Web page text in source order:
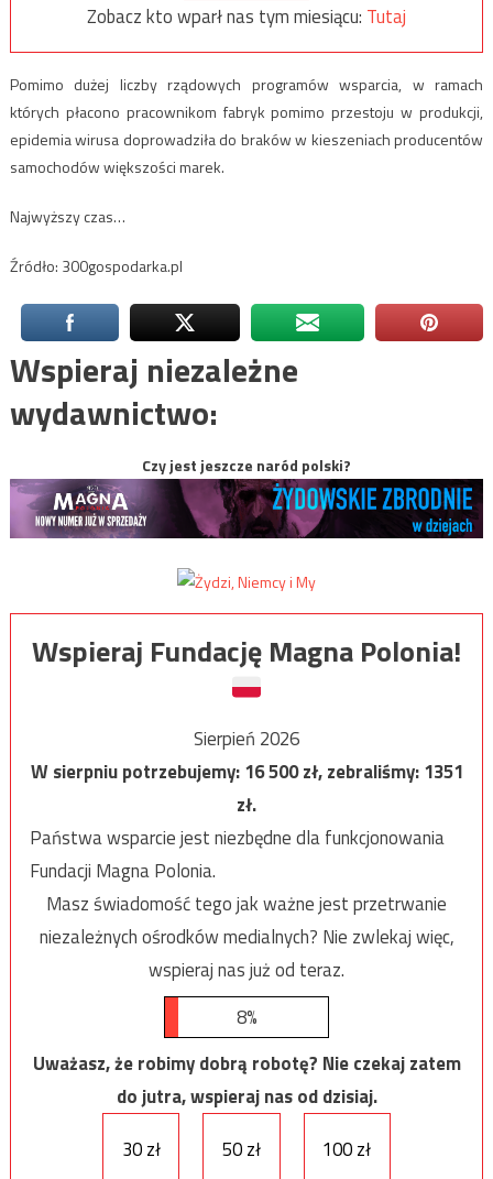
Zobacz kto wparł nas tym miesiącu: Tutaj
Pomimo dużej liczby rządowych programów wsparcia, w ramach
których płacono pracownikom fabryk pomimo przestoju w produkcji,
epidemia wirusa doprowadziła do braków w kieszeniach producentów
samochodów większości marek.
Najwyższy czas…
Źródło: 300gospodarka.pl
Wspieraj niezależne
wydawnictwo:
Czy jest jeszcze naród polski?
Wspieraj Fundację Magna Polonia!
Sierpień 2026
W sierpniu potrzebujemy:16 500zł, zebraliśmy:1351
zł.
Państwa wsparcie jest niezbędne dla funkcjonowania
Fundacji Magna Polonia.
Masz świadomość tego jak ważne jest przetrwanie
niezależnych ośrodków medialnych? Nie zwlekaj więc,
wspieraj nas już od teraz.
8%
Uważasz, że robimy dobrą robotę? Nie czekaj zatem
do jutra, wspieraj nas od dzisiaj.
30 zł
50 zł 100 zł